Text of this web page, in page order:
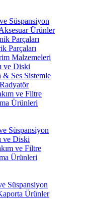
Süspansiyon
Ürünler
Parçaları
Parçaları
Malzemeleri
ve Diski
Ses Sistemle
ve Filtre
Ürünleri
Süspansiyon
ve Diski
ve Filtre
Ürünleri
Süspansiyon
Ürünler